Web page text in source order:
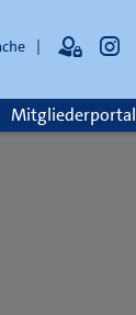
Mitgliederportal